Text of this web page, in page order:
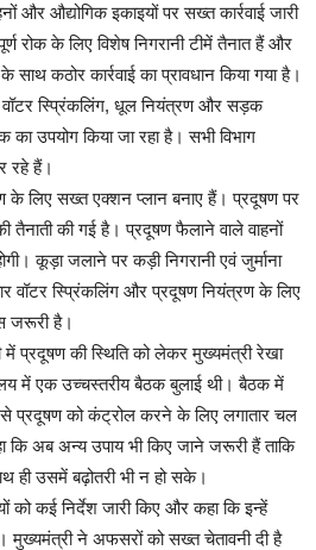
और औद्योगिक इकाइयों पर सख्त कार्रवाई जारी
रोक के लिए विशेष निगरानी टीमें तैनात हैं और
साथ कठोर कार्रवाई का प्रावधान किया गया है।
में वॉटर स्प्रिंकलिंग, धूल नियंत्रण और सड़क
उपयोग किया जा रहा है। सभी विभाग
रहे हैं।
के लिए सख्त एक्शन प्लान बनाए हैं। प्रदूषण पर
तैनाती की गई है। प्रदूषण फैलाने वाले वाहनों
कूड़ा जलाने पर कड़ी निगरानी एवं जुर्माना
वॉटर स्प्रिंकलिंग और प्रदूषण नियंत्रण के लिए
जरूरी है।
में प्रदूषण की स्थिति को लेकर मुख्यमंत्री रेखा
में एक उच्चस्तरीय बैठक बुलाई थी। बैठक में
से प्रदूषण को कंट्रोल करने के लिए लगातार चल
कि अब अन्य उपाय भी किए जाने जरूरी हैं ताकि
ही उसमें बढ़ोतरी भी न हो सके।
को कई निर्देश जारी किए और कहा कि इन्हें
मुख्यमंत्री ने अफसरों को सख्त चेतावनी दी है